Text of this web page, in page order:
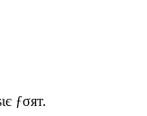
ƒσят.